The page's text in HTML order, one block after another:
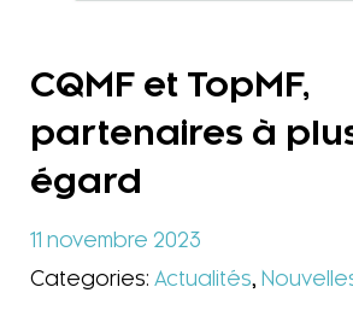
CQMF et TopMF,
partenaires à
égard
11 novembre 2023
Categories: Actualités,